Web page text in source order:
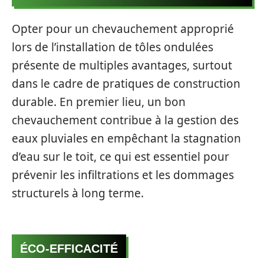
Opter pour un chevauchement approprié
lors de l’installation de tôles ondulées
présente de multiples avantages, surtout
dans le cadre de pratiques de construction
durable. En premier lieu, un bon
chevauchement contribue à la gestion des
eaux pluviales en empêchant la stagnation
d’eau sur le toit, ce qui est essentiel pour
prévenir les infiltrations et les dommages
structurels à long terme.
ÉCO-EFFICACITÉ